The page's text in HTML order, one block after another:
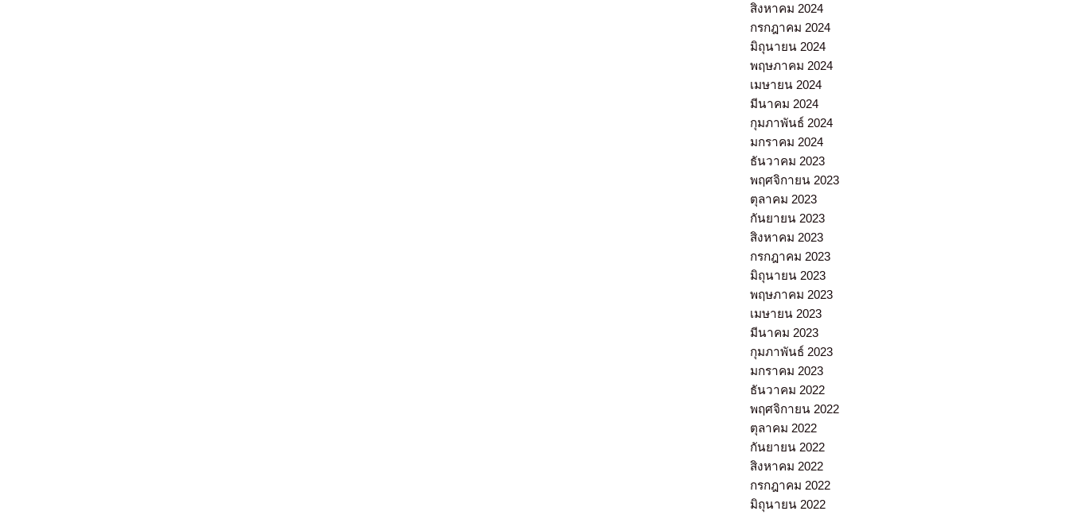
สิงหาคม 2024
กรกฎาคม 2024
มิถุนายน 2024
พฤษภาคม 2024
เมษายน 2024
มีนาคม 2024
กุมภาพันธ์ 2024
มกราคม 2024
ธันวาคม 2023
พฤศจิกายน 2023
ตุลาคม 2023
กันยายน 2023
สิงหาคม 2023
กรกฎาคม 2023
มิถุนายน 2023
พฤษภาคม 2023
เมษายน 2023
มีนาคม 2023
กุมภาพันธ์ 2023
มกราคม 2023
ธันวาคม 2022
พฤศจิกายน 2022
ตุลาคม 2022
กันยายน 2022
สิงหาคม 2022
กรกฎาคม 2022
มิถุนายน 2022